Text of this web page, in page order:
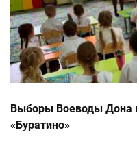
Выборы Воеводы Дона
«Буратино»